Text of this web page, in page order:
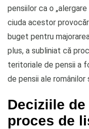
pensiilor ca o
ciuda acestor
buget pentru
plus, a subliniat că
teritoriale de pensii a
de pensii ale
Deciziile
proces de